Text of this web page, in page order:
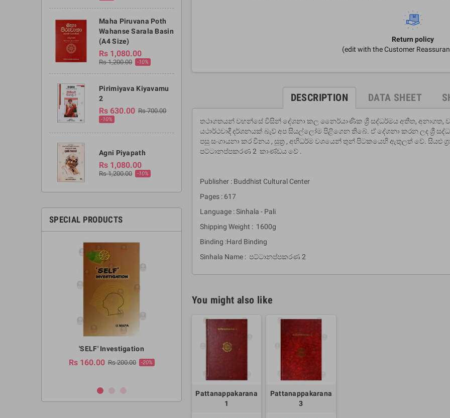
Maha Piruvana Poth
Wahanse Sarala Basin
(A4 Size)
Rs 1,080.00
Rs 1,200.00 -10%
Pirimiyava Kiyavamu
2
Rs 630.00 Rs 700.00
-10%
Agni Piyapath
Rs 1,080.00
Rs 1,200.00 -10%
SPECIAL PRODUCTS
'SELF' Investigation
Rs 160.00 Rs 200.00 -20%
(Sinhala Therum Sahitha) Piruvana
Rs 2,250.00 -10%
Rs 621.00
Return policy
(edit with the Customer
DESCRIPTION DATA SHEET
තථාගතයන් වහන්සේ විසින් දේශනා කල නෛර්යාණික ශ්‍රී සද්ධර්මය අතීත, අනාගත,
යථාර්ථවාදී දර්ශනයක් බැව් අප සියල්ලෝම පිළිගෙන තිබේ. ඒ දේශනා කරන ලද ශ්‍රී
පසු සංගායනා කර විනය , සුත්‍ර , අභිධර්ම වශයෙන් තුන් පිටකයෙහි ඇතුලත් වේ.
පට්ටානප්පකරණ 2 කාණ්ඩය වේ .
Publisher : Buddhist Cultural Center
Pages : 617
Language : Sinhala - Pali
Shipping Weight : 1600g
Binding :Hard Binding
Sinhala Name : පට්ටානප්පකරණ 2
You might also like
Pattanappakarana
1
Pattanappakarana
3